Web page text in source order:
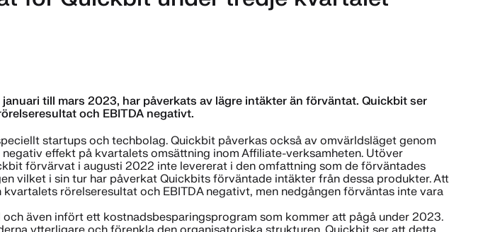
till mars 2023, har påverkats av lägre intäkter än förväntat. Quickbit ser
och EBITDA negativt.
startups och techbolag. Quickbit påverkas också av omvärldsläget genom
effekt på kvartalets omsättning inom Affiliate-verksamheten. Utöver
förvärvat i augusti 2022 inte levererat i den omfattning som de förväntades
vilket i sin tur har påverkat Quickbits förväntade intäkter från dessa produkter. Att
rörelseresultat och EBITDA negativt, men nedgången förväntas inte vara
även infört ett kostnadsbesparingsprogram som kommer att pågå under 2023.